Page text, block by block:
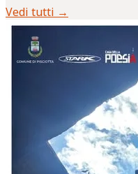
Vedi tutti →